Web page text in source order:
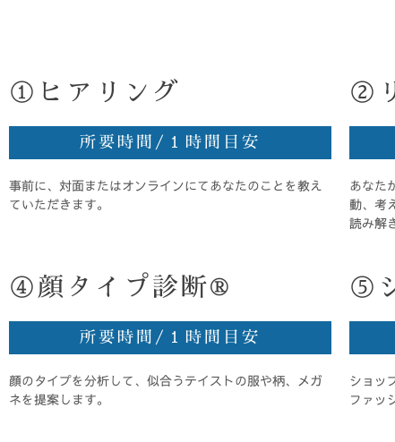
①ヒアリング
所要時間/１時間目安
事前に、対面またはオンラインにてあなたのことを教え
ていただきます。
②
あなた
動、考
読み解
④顔タイプ診断®︎
所要時間/１時間目安
顔のタイプを分析して、似合うテイストの服や柄、メガ
ネを提案します。
⑤
ショッ
ファッ